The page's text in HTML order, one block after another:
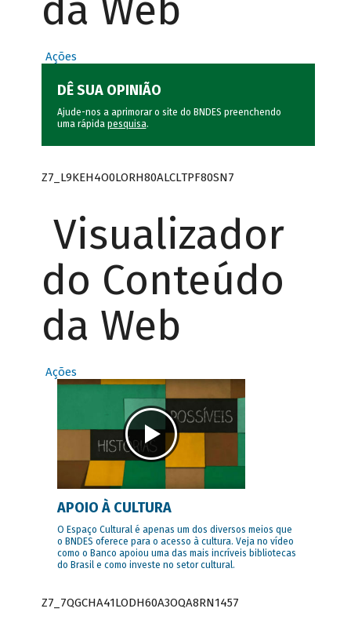
da Web
Ações
DÊ SUA OPINIÃO
Ajude-nos a aprimorar o site do BNDES preenchendo
uma rápida pesquisa.
Z7_L9KEH4O0LORH80ALCLTPF80SN7
Visualizador
do Conteúdo
da Web
Ações
APOIO À CULTURA
O Espaço Cultural é apenas um dos diversos meios que
o BNDES oferece para o acesso à cultura. Veja no vídeo
como o Banco apoiou uma das mais incríveis bibliotecas
do Brasil e como investe no setor cultural.
Z7_7QGCHA41LODH60A3OQA8RN1457